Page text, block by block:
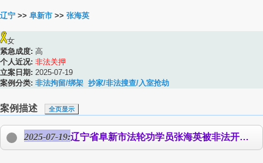
辽宁 >> 阜新市 >> 张海英
女
紧急成度: 高
个人近况: 非法关押
立案日期: 2025-07-19
案例分类: 非法拘留/绑架 抄家/非法搜查/入室抢劫
案例描述 全页显示
2025-07-19:辽宁省阜新市法轮功学员张海英被非法开庭 2025年7月9日，辽宁省阜新市法轮功学员